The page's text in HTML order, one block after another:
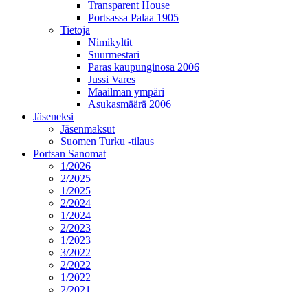
Transparent House
Portsassa Palaa 1905
Tietoja
Nimikyltit
Suurmestari
Paras kaupunginosa 2006
Jussi Vares
Maailman ympäri
Asukasmäärä 2006
Jäseneksi
Jäsenmaksut
Suomen Turku -tilaus
Portsan Sanomat
1/2026
2/2025
1/2025
2/2024
1/2024
2/2023
1/2023
3/2022
2/2022
1/2022
2/2021